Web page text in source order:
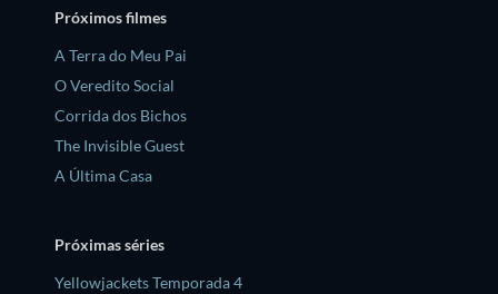
Próximos filmes
A Terra do Meu Pai
O Veredito Social
Corrida dos Bichos
The Invisible Guest
A Última Casa
Próximas séries
Yellowjackets Temporada 4